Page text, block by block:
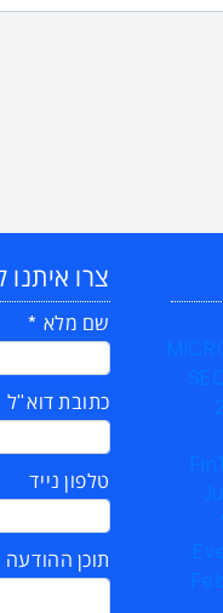
צרו
שם מלא
כתובת דוא"ל
טלפון נייד
תוכן ההודעה